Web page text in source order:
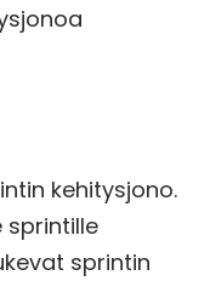
kehitysjono.
sprintille
sprintin